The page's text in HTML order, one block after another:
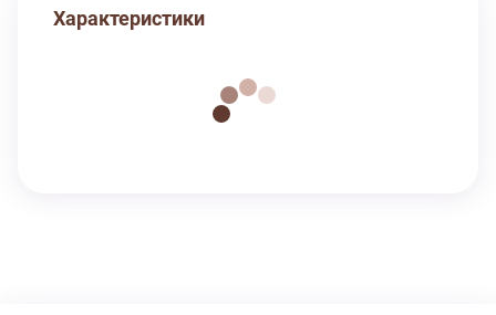
Характеристики